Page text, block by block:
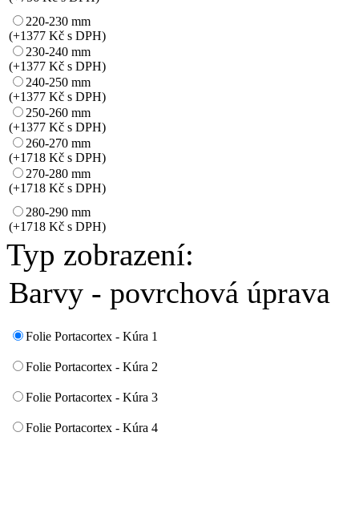
220-230 mm
(+1377 Kč s DPH)
230-240 mm
(+1377 Kč s DPH)
240-250 mm
(+1377 Kč s DPH)
250-260 mm
(+1377 Kč s DPH)
260-270 mm
(+1718 Kč s DPH)
270-280 mm
(+1718 Kč s DPH)
280-290 mm
(+1718 Kč s DPH)
Typ zobrazení:
Barvy - povrchová úprava
Folie Portacortex - Kúra 1
Folie Portacortex - Kúra 2
Folie Portacortex - Kúra 3
Folie Portacortex - Kúra 4